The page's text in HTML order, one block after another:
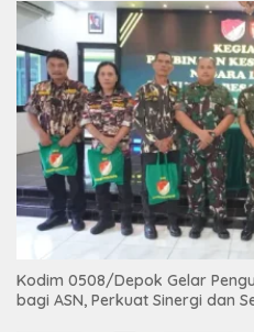
Kodim 0508/Depok Gelar
bagi ASN, Perkuat Sinergi dan